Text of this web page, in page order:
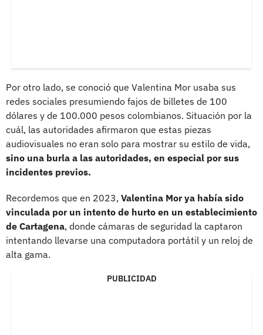
Por otro lado, se conoció que Valentina Mor usaba sus
redes sociales presumiendo fajos de billetes de 100
dólares y de 100.000 pesos colombianos. Situación por la
cuál, las autoridades afirmaron que estas piezas
audiovisuales no eran solo para mostrar su estilo de vida,
sino una burla a las autoridades, en especial por sus
incidentes previos.
Recordemos que en 2023, Valentina Mor ya había sido
vinculada por un intento de hurto en un establecimiento
de Cartagena, donde cámaras de seguridad la captaron
intentando llevarse una computadora portátil y un reloj de
alta gama.
PUBLICIDAD